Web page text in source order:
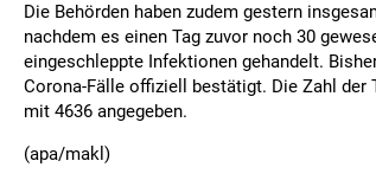
Die Behörden haben zudem gestern
nachdem es einen Tag zuvor noch 30
eingeschleppte Infektionen gehandelt.
Corona-Fälle offiziell bestätigt. Die Zahl
mit 4636 angegeben.
(apa/makl)